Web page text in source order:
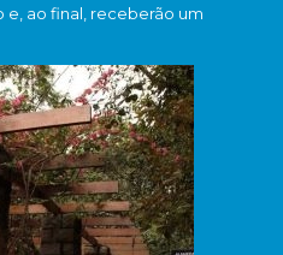
e, ao final, receberão um